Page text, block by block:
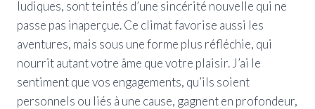
ludiques, sont teintés d’une sincérité nouvelle qui ne
passe pas inaperçue. Ce climat favorise aussi les
aventures, mais sous une forme plus réfléchie, qui
nourrit autant votre âme que votre plaisir. J’ai le
sentiment que vos engagements, qu’ils soient
personnels ou liés à une cause, gagnent en profondeur,